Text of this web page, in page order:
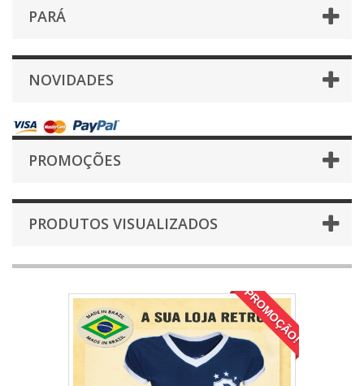
PARÁ
NOVIDADES
PROMOÇÕES
PRODUTOS VISUALIZADOS
PROMOÇÃO!